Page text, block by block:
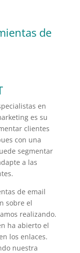
de
en
es su
clientes
con una
segmentar
a las
de email
sobre el
realizando.
ha abierto el
los enlaces.
nuestra